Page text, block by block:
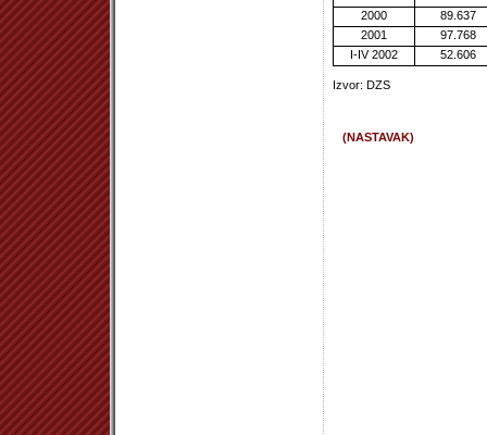
2000
89.637
2001
97.768
I-IV 2002
52.606
Izvor: DZS
(NASTAVAK)